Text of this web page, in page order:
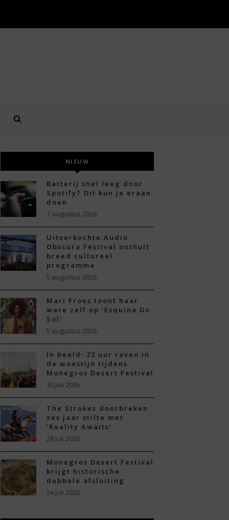
NIEUW
Batterij snel leeg door
Spotify? Dit kun je eraan
doen
7 augustus 2026
Uitverkochte Audio
Obscura Festival onthult
breed cultureel
programma
5 augustus 2026
Mari Froes toont haar
ware zelf op ‘Esquina Do
Sol’
5 augustus 2026
In beeld: 22 uur raven in
de woestijn tijdens
Monegros Desert Festival
30 juli 2026
The Strokes doorbreken
zes jaar stilte met
‘Reality Awaits’
28 juli 2026
Monegros Desert Festival
krijgt historische
dubbele afsluiting
24 juli 2026